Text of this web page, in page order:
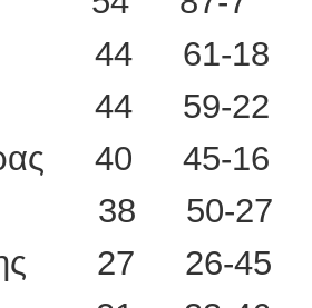
44 61-18
44 59-22
40 45-16
38 50-27
27 26-45